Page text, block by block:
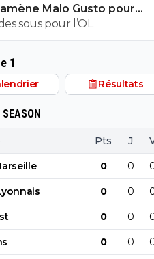
complète... ce sera
amène Malo Gusto pour
Hakimi
sous pour l’OL
1
Résultats
SEASON
Pts J
0 0
0 0
0 0
0 0